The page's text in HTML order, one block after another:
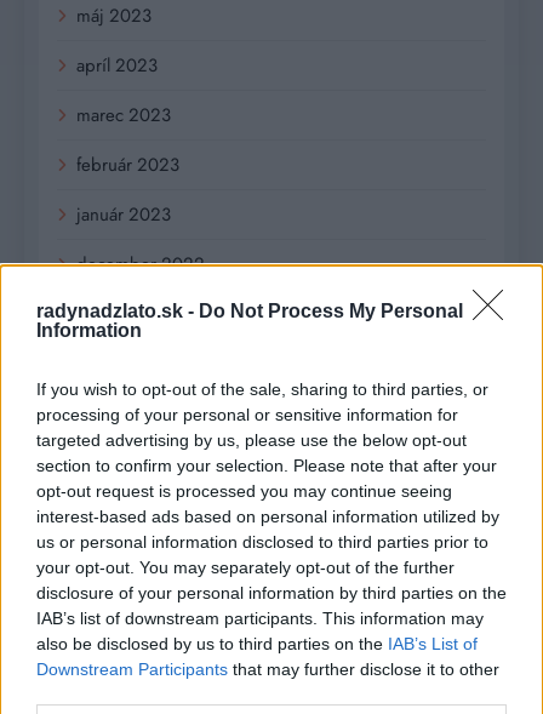
radynadzlato.sk - Do Not Process My Personal
Information
If you wish to opt-out of the sale, sharing to third parties, or
processing of your personal or sensitive information for
targeted advertising by us, please use the below opt-out
section to confirm your selection. Please note that after your
opt-out request is processed you may continue seeing
interest-based ads based on personal information utilized by
us or personal information disclosed to third parties prior to
your opt-out. You may separately opt-out of the further
disclosure of your personal information by third parties on the
IAB’s list of downstream participants. This information may
also be disclosed by us to third parties on the IAB’s List of
Downstream Participants that may further disclose it to other
máj 2023
apríl 2023
marec 2023
február 2023
január 2023
december 2022
november 2022
september 2022
august 2022
júl 2022
jún 2022
máj 2022
apríl 2022